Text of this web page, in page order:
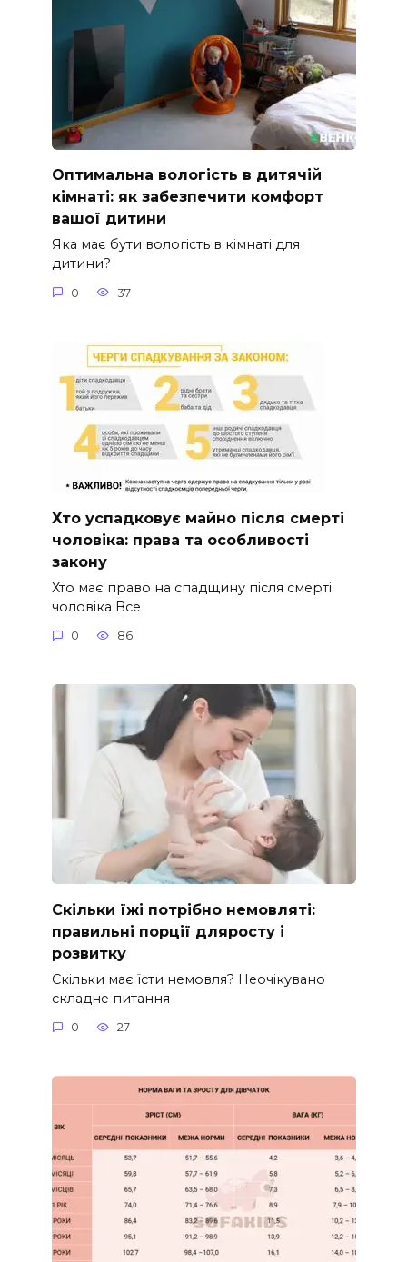
Оптимальна вологість в дитячій
кімнаті: як забезпечити комфорт
вашої дитини
Яка має бути вологість в кімнаті для
дитини?
0 37
Хто успадковує майно після смерті
чоловіка: права та особливості
закону
Хто має право на спадщину після смерті
чоловіка Все
0 86
Скільки їжі потрібно немовляті:
правильні порції дляросту і
розвитку
Скільки має їсти немовля? Неочікувано
складне питання
0 27